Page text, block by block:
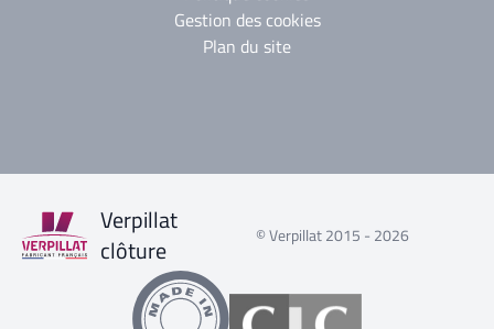
Gestion des cookies
Plan du site
Verpillat
clôture
© Verpillat 2015 - 2026